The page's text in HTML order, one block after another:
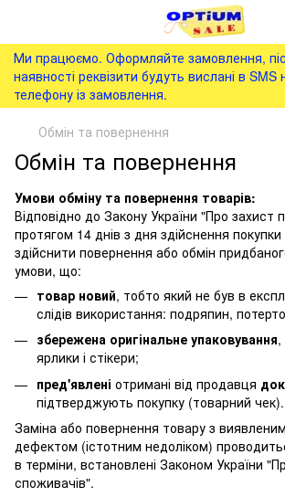
Ми працюємо. Оформляйте замовлення,
наявності реквізити будуть вислані в SMS
телефону із замовлення.
Обмін та повернення
Обмін та повернення
Умови обміну та повернення товарів:
Відповідно до Закону України "Про захист
протягом 14 днів з дня здійснення
здійснити повернення або обмін
умови, що:
товар новий, тобто який не був в
слідів використання: подряпин,
збережена оригінальне упаковування,
ярлики і стікери;
пред'явлені отримані від продавця
підтверджують покупку (товарний чек).
Заміна або повернення товару з
дефектом (істотним недоліком)
в терміни, встановлені Законом України
споживачів".